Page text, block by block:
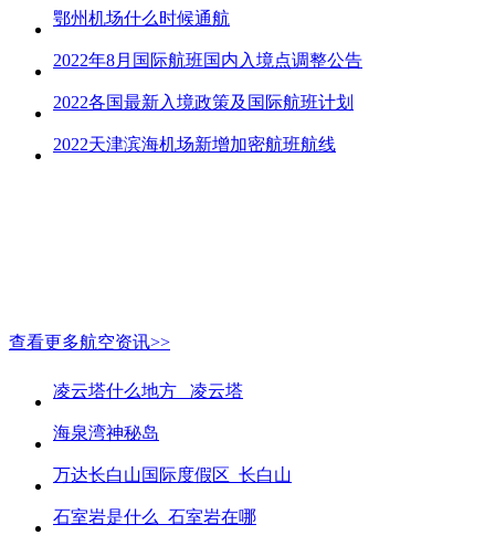
鄂州机场什么时候通航
2022年8月国际航班国内入境点调整公告
2022各国最新入境政策及国际航班计划
2022天津滨海机场新增加密航班航线
查看更多航空资讯>>
凌云塔什么地方_ 凌云塔
海泉湾神秘岛
万达长白山国际度假区_长白山
石室岩是什么_石室岩在哪